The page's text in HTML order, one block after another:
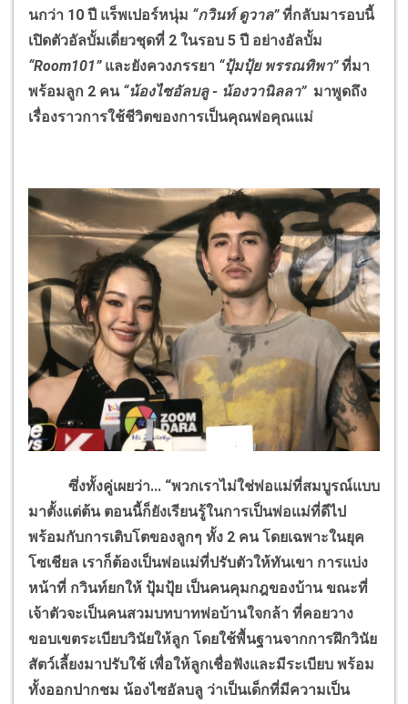
นกว่า 10 ปี แร็พเปอร์หนุ่ม “กวินท์ ดูวาล”ที่กลับมารอบนี้
เปิดตัวอัลบั้มเดี่ยวชุดที่ 2 ในรอบ 5 ปี อย่างอัลบั้ม
“Room101”และยังควงภรรยา “ปุ้มปุ้ย พรรณทิพา”ที่มา
พร้อมลูก 2 คน “น้องไซอัลบลู - น้องวานิลลา” มาพูดถึง
เรื่องราวการใช้ชีวิตของการเป็นคุณพ่อคุณแม่
ซึ่งทั้งคู่เผยว่า... “พวกเราไม่ใช่พ่อแม่ที่สมบูรณ์แบบ
มาตั้งแต่ต้น ตอนนี้ก็ยังเรียนรู้ในการเป็นพ่อแม่ที่ดีไป
พร้อมกับการเติบโตของลูกๆ ทั้ง 2 คน โดยเฉพาะในยุค
โซเชียล เราก็ต้องเป็นพ่อแม่ที่ปรับตัวให้ทันเขา การแบ่ง
หน้าที่ กวินท์ยกให้ ปุ้มปุ้ย เป็นคนคุมกฎของบ้าน ขณะที่
เจ้าตัวจะเป็นคนสวมบทบาทพ่อบ้านใจกล้า ที่คอยวาง
ขอบเขตระเบียบวินัยให้ลูก โดยใช้พื้นฐานจากการฝึกวินัย
สัตว์เลี้ยงมาปรับใช้ เพื่อให้ลูกเชื่อฟังและมีระเบียบ พร้อม
ทั้งออกปากชม น้องไซอัลบลู ว่าเป็นเด็กที่มีความเป็น